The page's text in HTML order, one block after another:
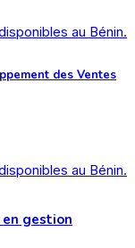
des Ventes
gestion